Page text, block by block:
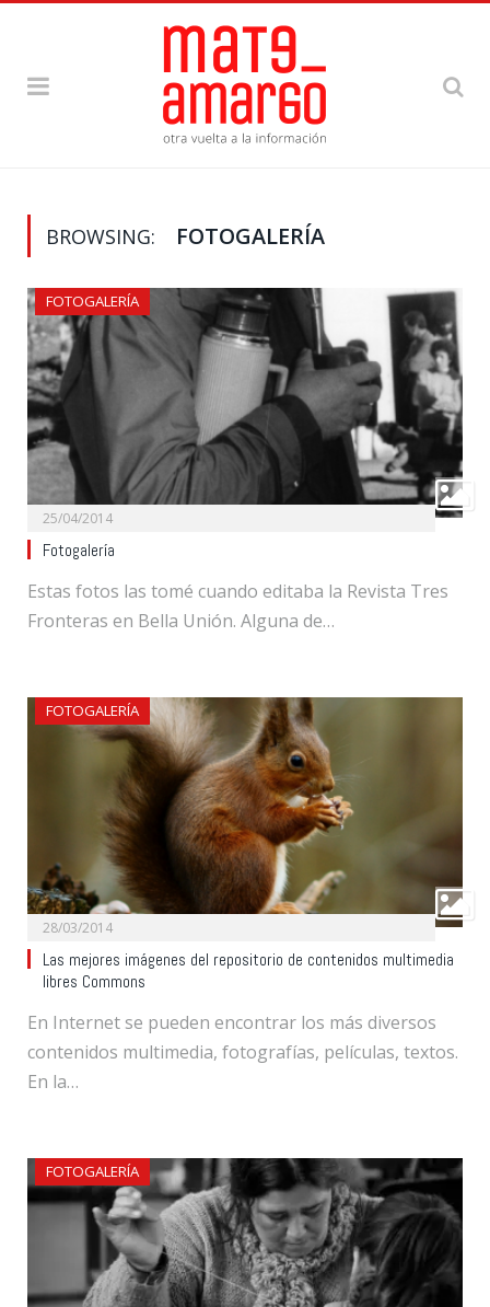
BROWSING: FOTOGALERÍA
FOTOGALERÍA
25/04/2014
Fotogalería
Estas fotos las tomé cuando editaba la Revista Tres
Fronteras en Bella Unión. Alguna de…
FOTOGALERÍA
28/03/2014
Las mejores imágenes del repositorio de contenidos multimedia
libres Commons
En Internet se pueden encontrar los más diversos
contenidos multimedia, fotografías, películas, textos.
En la…
FOTOGALERÍA